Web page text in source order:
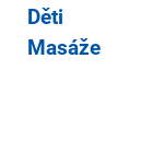
Děti
Masáže